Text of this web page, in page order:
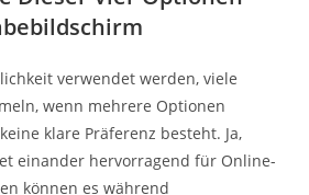
verwendet werden, viele
wenn mehrere Optionen
klare Präferenz besteht. Ja,
einander hervorragend für Online-
können es während